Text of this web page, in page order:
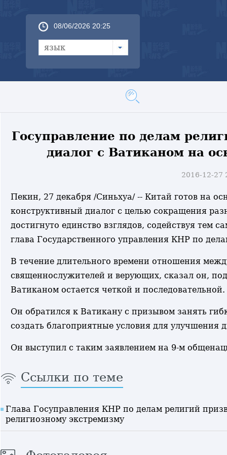
08/06/2026 20:25
язык
Госуправление по делам
диалог с Ватиканом на
2016-12-27
Пекин, 27 декабря /Синьхуа/ -- Китай готов на
конструктивный диалог с целью сокращения
достигнуто единство взглядов, содействуя
глава Государственного управления КНР по
В течение длительного времени отношения
священнослужителей и верующих, сказал он,
Ватиканом остается четкой и последовательной.
Он обратился к Ватикану с призывом занять
создать благоприятные условия для улучшения
Он выступил с таким заявлением на 9-м
Ссылки по теме
Глава Госуправления КНР по делам религий
религиозному экстремизму